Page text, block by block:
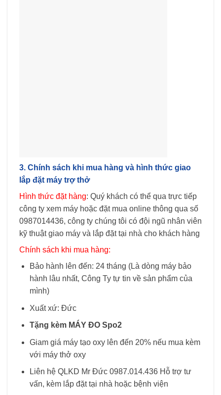
3. Chính sách khi mua hàng và hình thức giao
lắp đặt máy trợ thở
Hình thức đặt hàng: Quý khách có thể qua trực tiếp
công ty xem máy hoặc đặt mua online thông qua số
0987014436, công ty chúng tôi có đội ngũ nhân viên
kỹ thuật giao máy và lắp đặt tại nhà cho khách hàng
Chính sách khi mua hàng:
Bảo hành lên đến: 24 tháng (Là dòng máy bảo
hành lâu nhất, Công Ty tự tin về sản phẩm của
mình)
Xuất xứ: Đức
Tặng kèm MÁY ĐO Spo2
Giam giá máy tạo oxy lên đến 20% nếu mua kèm
với máy thở oxy
Liên hệ QLKD Mr Đức 0987.014.436 Hỗ trợ tư
vấn, kèm lắp đặt tại nhà hoặc bệnh viện